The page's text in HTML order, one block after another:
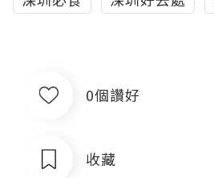
0個讚好
收藏